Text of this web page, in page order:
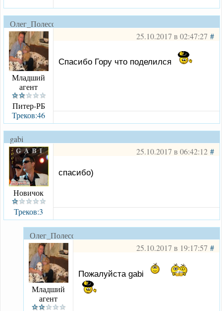
Олег_Полесский
25.10.2017 в 02:47:27#
Младший
агент
Питер-РБ
Треков:46
Спасибо Гору что поделился
gabi
25.10.2017 в 06:42:12#
Новичок
Треков:3
спасибо)
Олег_Полесский
25.10.2017 в 19:17:57#
Младший
агент
Пожалуйста gabi